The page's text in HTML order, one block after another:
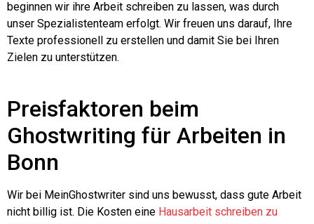
beginnen wir ihre Arbeit schreiben zu lassen, was durch
unser Spezialistenteam erfolgt. Wir freuen uns darauf, Ihre
Texte professionell zu erstellen und damit Sie bei Ihren
Zielen zu unterstützen.
Preisfaktoren beim
Ghostwriting für Arbeiten in
Bonn
Wir bei MeinGhostwriter sind uns bewusst, dass gute Arbeit
nicht billig ist. Die Kosten eine Hausarbeit schreiben zu